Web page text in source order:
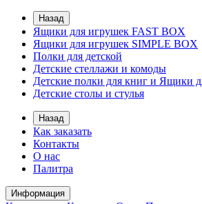
Назад
Ящики для игрушек FAST BOX
Ящики для игрушек SIMPLE BOX
Полки для детской
Детские стеллажи и комоды
Детские полки для книг и Ящики
Детские столы и стулья
Назад
Как заказать
Контакты
О нас
Палитра
Информация